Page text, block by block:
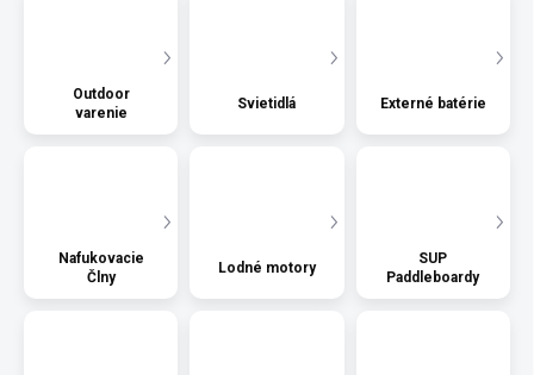
Outdoor
varenie
Svietidlá Externé batérie
Nafukovacie
Člny
Lodné motory
SUP
Paddleboardy